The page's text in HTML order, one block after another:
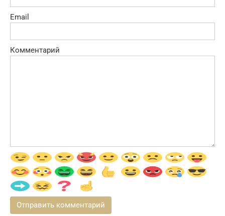
Email
Комментарий